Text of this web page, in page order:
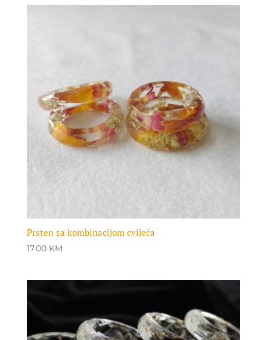
Prsten sa kombinacijom cvijeća
17.00 KM